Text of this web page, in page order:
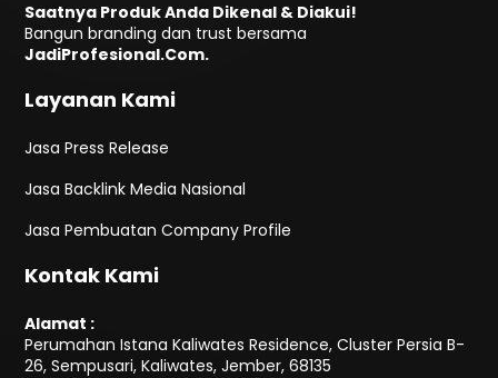
Saatnya Produk Anda Dikenal & Diakui!
Bangun branding dan trust bersama
JadiProfesional.Com.
Layanan Kami
Jasa Press Release
Jasa Backlink Media Nasional
Jasa Pembuatan Company Profile
Kontak Kami
Alamat :
Perumahan Istana Kaliwates Residence, Cluster Persia B-
26, Sempusari, Kaliwates, Jember, 68135